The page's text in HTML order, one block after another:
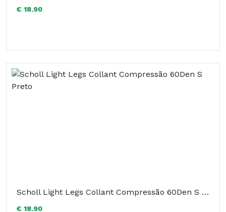
€ 18.90
Scholl Light Legs Collant Compressão 60Den S Preto
€ 18.90